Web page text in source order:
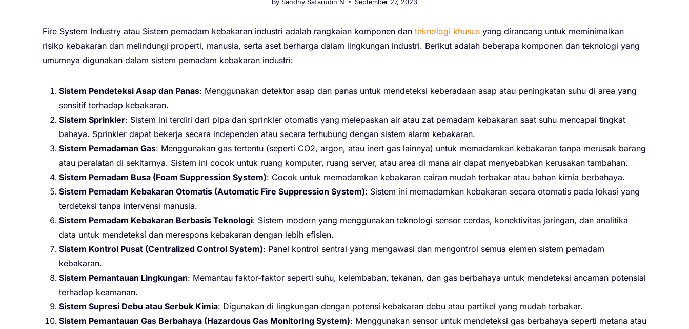
By Sandhy Safarudin N September 27, 2023
Fire System Industry atau Sistem pemadam kebakaran industri adalah rangkaian komponen dan teknologi khusus yang dirancang untuk meminimalkan
risiko kebakaran dan melindungi properti, manusia, serta aset berharga dalam lingkungan industri. Berikut adalah beberapa komponen dan teknologi yang
umumnya digunakan dalam sistem pemadam kebakaran industri:
Sistem Pendeteksi Asap dan Panas: Menggunakan detektor asap dan panas untuk mendeteksi keberadaan asap atau peningkatan suhu di area yang
sensitif terhadap kebakaran.
Sistem Sprinkler: Sistem ini terdiri dari pipa dan sprinkler otomatis yang melepaskan air atau zat pemadam kebakaran saat suhu mencapai tingkat
bahaya. Sprinkler dapat bekerja secara independen atau secara terhubung dengan sistem alarm kebakaran.
Sistem Pemadaman Gas: Menggunakan gas tertentu (seperti CO2, argon, atau inert gas lainnya) untuk memadamkan kebakaran tanpa merusak barang
atau peralatan di sekitarnya. Sistem ini cocok untuk ruang komputer, ruang server, atau area di mana air dapat menyebabkan kerusakan tambahan.
Sistem Pemadam Busa (Foam Suppression System): Cocok untuk memadamkan kebakaran cairan mudah terbakar atau bahan kimia berbahaya.
Sistem Pemadam Kebakaran Otomatis (Automatic Fire Suppression System): Sistem ini memadamkan kebakaran secara otomatis pada lokasi yang
terdeteksi tanpa intervensi manusia.
Sistem Pemadam Kebakaran Berbasis Teknologi: Sistem modern yang menggunakan teknologi sensor cerdas, konektivitas jaringan, dan analitika
data untuk mendeteksi dan merespons kebakaran dengan lebih efisien.
Sistem Kontrol Pusat (Centralized Control System): Panel kontrol sentral yang mengawasi dan mengontrol semua elemen sistem pemadam
kebakaran.
Sistem Pemantauan Lingkungan: Memantau faktor-faktor seperti suhu, kelembaban, tekanan, dan gas berbahaya untuk mendeteksi ancaman potensial
terhadap keamanan.
Sistem Supresi Debu atau Serbuk Kimia: Digunakan di lingkungan dengan potensi kebakaran debu atau partikel yang mudah terbakar.
Sistem Pemantauan Gas Berbahaya (Hazardous Gas Monitoring System): Menggunakan sensor untuk mendeteksi gas berbahaya seperti metana atau